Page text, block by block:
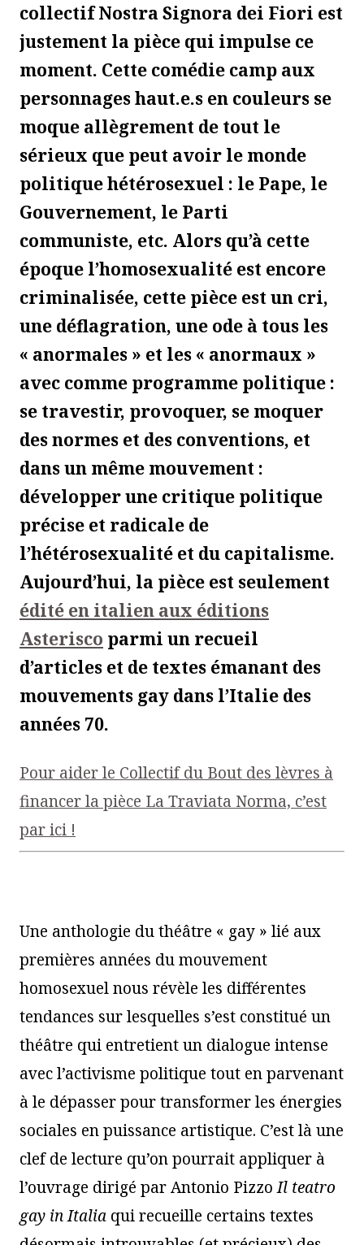
collectif Nostra Signora dei Fiori est
justement la pièce qui impulse ce
moment. Cette comédie camp aux
personnages haut.e.s en couleurs se
moque allègrement de tout le
sérieux que peut avoir le monde
politique hétérosexuel : le Pape, le
Gouvernement, le Parti
communiste, etc. Alors qu’à cette
époque l’homosexualité est encore
criminalisée, cette pièce est un cri,
une déflagration, une ode à tous les
« anormales » et les « anormaux »
avec comme programme politique :
se travestir, provoquer, se moquer
des normes et des conventions, et
dans un même mouvement :
développer une critique politique
précise et radicale de
l’hétérosexualité et du capitalisme.
Aujourd’hui, la pièce est seulement
édité en italien aux éditions
Asterisco parmi un recueil
d’articles et de textes émanant des
mouvements gay dans l’Italie des
années 70.
Pour aider le Collectif du Bout des lèvres à
financer la pièce La Traviata Norma, c’est
par ici !
Une anthologie du théâtre « gay » lié aux
premières années du mouvement
homosexuel nous révèle les différentes
tendances sur lesquelles s’est constitué un
théâtre qui entretient un dialogue intense
avec l’activisme politique tout en parvenant
à le dépasser pour transformer les énergies
sociales en puissance artistique. C’est là une
clef de lecture qu’on pourrait appliquer à
l’ouvrage dirigé par Antonio PizzoIl teatro
gay in Italia qui recueille certains textes